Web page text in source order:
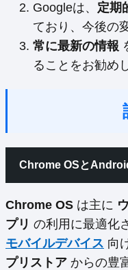
Googleは、 定期
ており、今後の
常に最新の情報
ることをお勧め
Chrome OSと
Chrome OS は主に
プリ の利用に最適化
モバイルデバイス 向
プリストア からの豊